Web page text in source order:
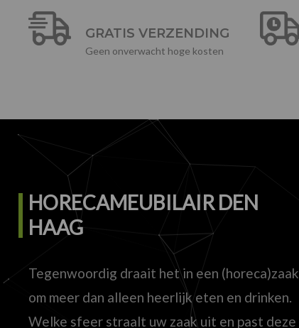
GRATIS VERZENDING
Geen onverwacht hoge kosten
HORECAMEUBILAIR DEN
HAAG
Tegenwoordig draait het in een (horeca)zaak
om meer dan alleen heerlijk eten en drinken.
Welke sfeer straalt uw zaak uit en past deze